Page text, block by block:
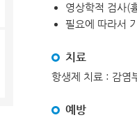
영상학적 검사(
필요에 따라서
치료
항생제 치료 : 감염
예방